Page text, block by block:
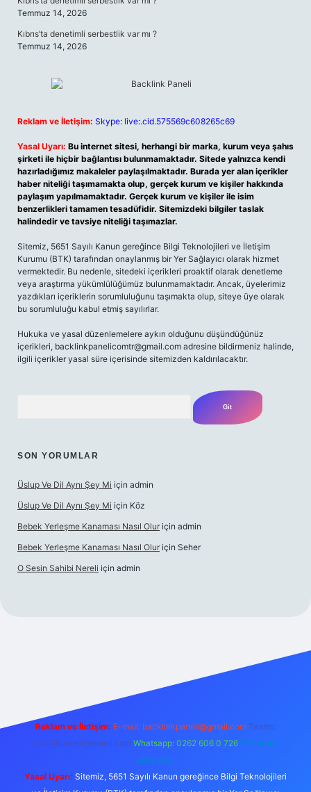
Temmuz 14, 2026
Kıbrıs’ta denetimli serbestlik var mı ?
Temmuz 14, 2026
Reklam ve İletişim: Skype: live:.cid.575569c608265c69
Yasal Uyarı: Bu internet sitesi, herhangi bir marka, kurum veya şahıs
şirketi ile hiçbir bağlantısı bulunmamaktadır. Sitede yalnızca kendi
hazırladığımız makaleler paylaşılmaktadır. Burada yer alan içerikler
haber niteliği taşımamakta olup, gerçek kurum ve kişiler hakkında
paylaşım yapılmamaktadır. Gerçek kurum ve kişiler ile isim
benzerlikleri tamamen tesadüfidir. Sitemizdeki bilgiler taslak
halindedir ve tavsiye niteliği taşımazlar.
Sitemiz, 5651 Sayılı Kanun gereğince Bilgi Teknolojileri ve İletişim
Kurumu (BTK) tarafından onaylanmış bir Yer Sağlayıcı olarak hizmet
vermektedir. Bu nedenle, sitedeki içerikleri proaktif olarak denetleme
veya araştırma yükümlülüğümüz bulunmamaktadır. Ancak, üyelerimiz
yazdıkları içeriklerin sorumluluğunu taşımakta olup, siteye üye olarak
bu sorumluluğu kabul etmiş sayılırlar.
Hukuka ve yasal düzenlemelere aykırı olduğunu düşündüğünüz
içerikleri, backlinkpanelicomtr@gmail.com adresine bildirmeniz halinde,
ilgili içerikler yasal süre içerisinde sitemizden kaldırılacaktır.
SON YORUMLAR
Üslup Ve Dil Aynı Şey Mi için admin
Üslup Ve Dil Aynı Şey Mi için Köz
Bebek Yerleşme Kanaması Nasıl Olur için admin
Bebek Yerleşme Kanaması Nasıl Olur için Seher
O Sesin Sahibi Nereli için admin
Reklam ve İletişim: E-mail: backlinkpaneli@gmail.com Teams:
forumhizmeti@gmail.com Whatsapp: 0262 606 0 726 Telegram:
@karabul
Yasal Uyarı: Sitemiz, 5651 Sayılı Kanun gereğince Bilgi Teknolojileri